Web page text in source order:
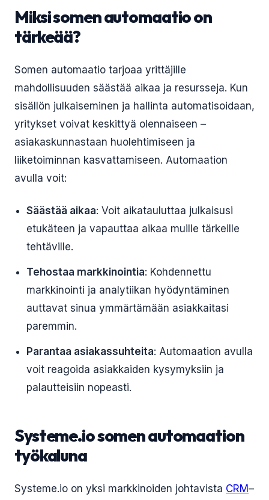
Miksi somen automaatio on
tärkeää?
Somen automaatio tarjoaa yrittäjille
mahdollisuuden säästää aikaa ja resursseja. Kun
sisällön julkaiseminen ja hallinta automatisoidaan,
yritykset voivat keskittyä olennaiseen –
asiakaskunnastaan huolehtimiseen ja
liiketoiminnan kasvattamiseen. Automaation
avulla voit:
Säästää aikaa: Voit aikatauluttaa julkaisusi
etukäteen ja vapauttaa aikaa muille tärkeille
tehtäville.
Tehostaa markkinointia: Kohdennettu
markkinointi ja analytiikan hyödyntäminen
auttavat sinua ymmärtämään asiakkaitasi
paremmin.
Parantaa asiakassuhteita: Automaation avulla
voit reagoida asiakkaiden kysymyksiin ja
palautteisiin nopeasti.
Systeme.io somen automaation
työkaluna
Systeme.io on yksi markkinoiden johtavista CRM–